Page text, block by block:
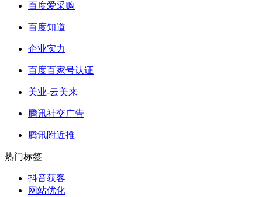
百度爱采购
百度知道
企业实力
百度百家号认证
美业-云美来
腾讯社交广告
腾讯附近推
热门标签
抖音获客
网站优化